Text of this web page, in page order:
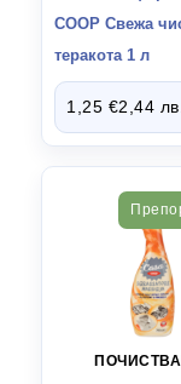
СООР Свежа
теракота 1 л
1,25 €2,44